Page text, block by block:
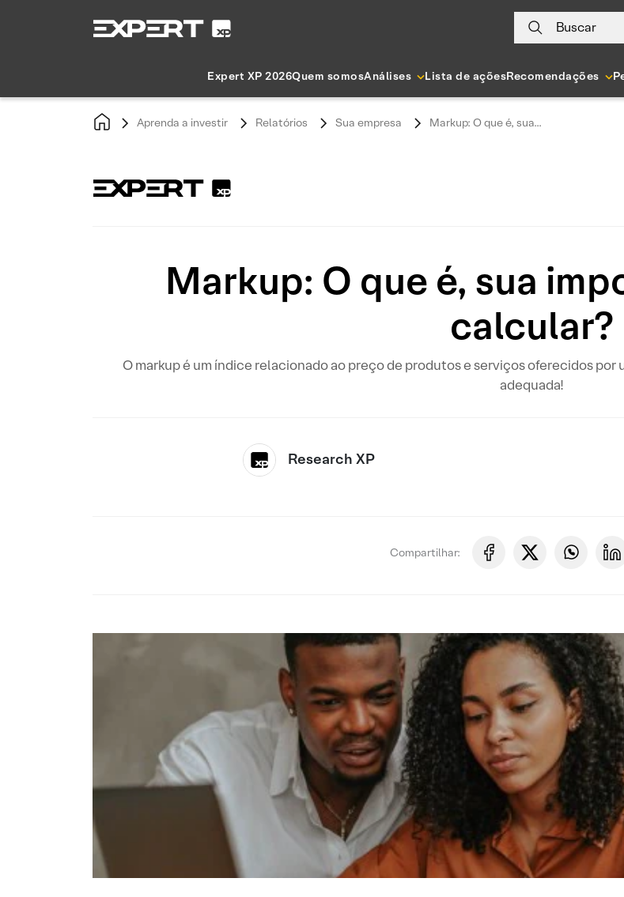
Buscar
Expert XP 2026Quem somosAnálises Lista de açõesRecomendações
Aprenda a investir Relatórios Sua empresa Markup: O que é, sua...
Markup: O que é, sua
calcular?
O markup é um índice relacionado ao preço de produtos e serviços oferecidos por
adequada!
Research XP
Compartilhar: